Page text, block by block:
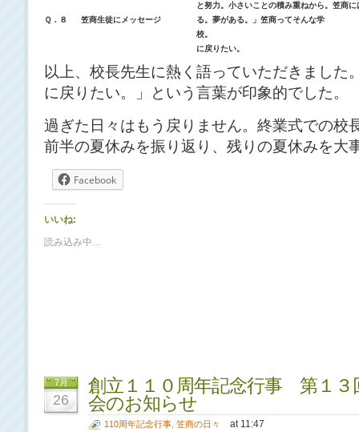
Ｑ．８ 笠商生徒にメッセージ
と努力。小さいことの積み重ねから。笠商
る。夢がある。」笠商ってそんな学
校。 もう一
に戻りたい。
以上、校長先生に熱く語っていただきました
に戻りたい。」という言葉が印象的でした。
過ぎた日々はもう戻りません。終業式での校
前半の夏休みを振り返り、残りの夏休みを大
Facebook
いいね:
読み込み中…
7月
26
創立１１０周年記念行事 第１３
会のお知らせ
at 11:47
110周年記念行事 笠商の日々